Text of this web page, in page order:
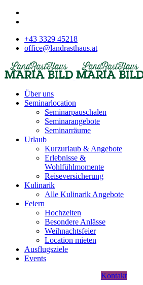
+43 3329 45218
office@landrasthaus.at
Über uns
Seminarlocation
Seminarpauschalen
Seminarangebote
Seminarräume
Urlaub
Kurzurlaub & Angebote
Erlebnisse &
Wohlfühlmomente
Reiseversicherung
Kulinarik
Alle Kulinarik Angebote
Feiern
Hochzeiten
Besondere Anlässe
Weihnachtsfeier
Location mieten
Ausflugsziele
Events
Kontakt